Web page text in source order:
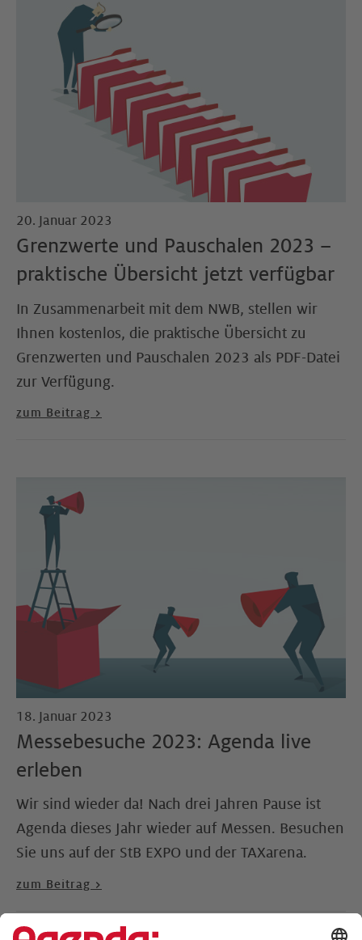
20. Januar 2023
Grenzwerte und Pauschalen 2023 –
praktische Übersicht jetzt verfügbar
In Zusammenarbeit mit dem NWB, stellen wir
Ihnen kostenlos, die praktische Übersicht zu
Grenzwerten und Pauschalen 2023 als PDF-Datei
zur Verfügung.
zum Beitrag >
18. Januar 2023
Messebesuche 2023: Agenda live
erleben
Wir sind wieder da! Nach drei Jahren Pause ist
Agenda dieses Jahr wieder auf Messen. Besuchen
Sie uns auf der StB EXPO und der TAXarena.
zum Beitrag >